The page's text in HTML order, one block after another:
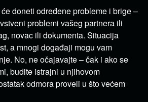
će doneti određene probleme i brige –
problemi vašeg partnera ili
novac ili dokumenta. Situacija
a mnogi događaji mogu vam
No, ne očajavajte – čak i ako se
budite istrajni u njihovom
odmora proveli u što većem